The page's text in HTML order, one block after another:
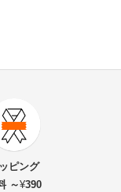
ゥープログラム）
ピング
～¥390